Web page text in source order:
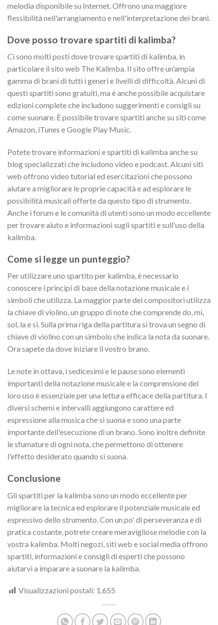
melodia disponibile su Internet. Offrono una maggiore
flessibilità nell'arrangiamento e nell'interpretazione dei brani.
Dove posso trovare spartiti di kalimba?
Ci sono molti posti dove trovare spartiti di kalimba, in
particolare il sito web The Kalimba. Il sito offre un'ampia
gamma di brani di tutti i generi e livelli di difficoltà. Alcuni di
questi spartiti sono gratuiti, ma è anche possibile acquistare
edizioni complete che includono suggerimenti e consigli su
come suonare. È possibile trovare spartiti anche su siti come
Amazon, iTunes e Google Play Music.
Potete trovare informazioni e spartiti di kalimba anche su
blog specializzati che includono video e podcast. Alcuni siti
web offrono video tutorial ed esercitazioni che possono
aiutare a migliorare le proprie capacità e ad esplorare le
possibilità musicali offerte da questo tipo di strumento.
Anche i forum e le comunità di utenti sono un modo eccellente
per trovare aiuto e informazioni sugli spartiti e sull'uso della
kalimba.
Come si legge un punteggio?
Per utilizzare uno spartito per kalimba, è necessario
conoscere i principi di base della notazione musicale e i
simboli che utilizza. La maggior parte dei compositori utilizza
la chiave di violino, un gruppo di note che comprende do, mi,
sol, la e si. Sulla prima riga della partitura si trova un segno di
chiave di violino con un simbolo che indica la nota da suonare.
Ora sapete da dove iniziare il vostro brano.
Le note in ottava, i sedicesimi e le pause sono elementi
importanti della notazione musicale e la comprensione del
loro uso è essenziale per una lettura efficace della partitura. I
diversi schemi e intervalli aggiungono carattere ed
espressione alla musica che si suona e sono una parte
importante dell'esecuzione di un brano. Sono inoltre definite
le sfumature di ogni nota, che permettono di ottenere
l'effetto desiderato quando si suona.
Conclusione
Gli spartiti per la kalimba sono un modo eccellente per
migliorare la tecnica ed esplorare il potenziale musicale ed
espressivo dello strumento. Con un po' di perseveranza e di
pratica costante, potrete creare meravigliose melodie con la
vostra kalimba. Molti negozi, siti web e social media offrono
spartiti, informazioni e consigli di esperti che possono
aiutarvi a imparare a suonare la kalimba.
Visualizzazioni postali: 1.655